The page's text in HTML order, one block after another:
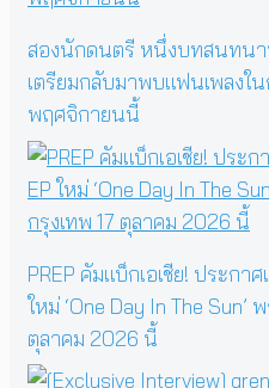
สองนักดนตรี หนึ่งบทสนทนา
เตรียมกลับมาพบแฟนเพลงใ
พฤศจิกายนนี้
PREP คัมแบ็กเอเชีย! ประกา
ใหม่ ‘One Day In The Sun’
ตุลาคม 2026 นี้